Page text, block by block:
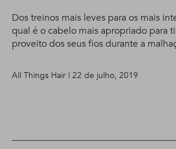
Dos treinos mais leves para os mais
qual é o cabelo mais apropriado para
proveito dos seus fios durante a
All Things Hair | 22 de julho, 2019